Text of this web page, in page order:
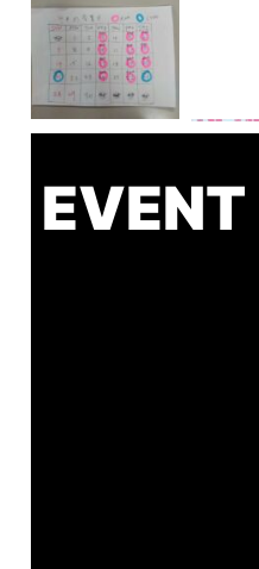
EVENT